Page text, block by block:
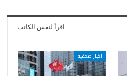
اقرأ لنفس الكاتب
أخبار صحفية